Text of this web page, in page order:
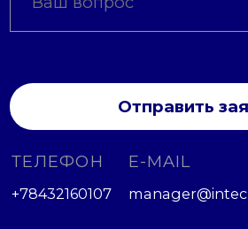
Отправить
ТЕЛЕФОН
+78432160107
E-MAIL